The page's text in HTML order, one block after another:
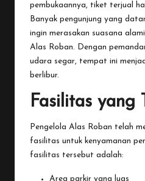
pembukaannya, tiket terjual
Banyak pengunjung yang
ingin merasakan suasana
Alas Roban. Dengan
udara segar, tempat ini
berlibur.
Fasilitas yang
Pengelola Alas Roban telah
fasilitas untuk kenyamanan
fasilitas tersebut adalah:
Area parkir yang luas